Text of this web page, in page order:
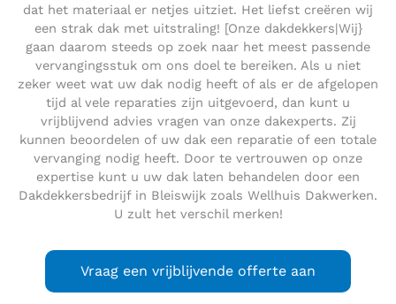
dat het materiaal er netjes uitziet. Het liefst creëren wij
een strak dak met uitstraling! [Onze dakdekkers|Wij}
gaan daarom steeds op zoek naar het meest passende
vervangingsstuk om ons doel te bereiken. Als u niet
zeker weet wat uw dak nodig heeft of als er de afgelopen
tijd al vele reparaties zijn uitgevoerd, dan kunt u
vrijblijvend advies vragen van onze dakexperts. Zij
kunnen beoordelen of uw dak een reparatie of een totale
vervanging nodig heeft. Door te vertrouwen op onze
expertise kunt u uw dak laten behandelen door een
Dakdekkersbedrijf in Bleiswijk zoals Wellhuis Dakwerken.
U zult het verschil merken!
Vraag een vrijblijvende offerte aan